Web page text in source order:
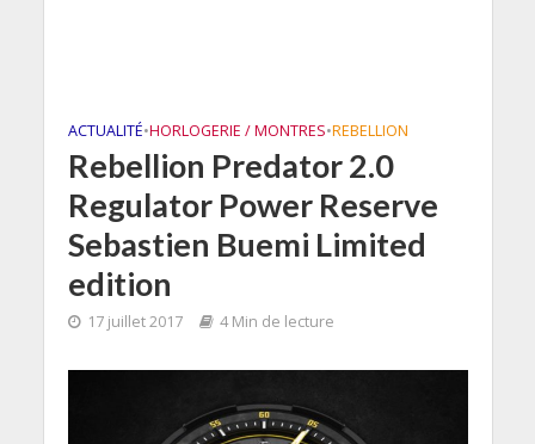
ACTUALITÉ•HORLOGERIE / MONTRES•REBELLION
Rebellion Predator 2.0
Regulator Power Reserve
Sebastien Buemi Limited
edition
17 juillet 2017 4 Min de lecture